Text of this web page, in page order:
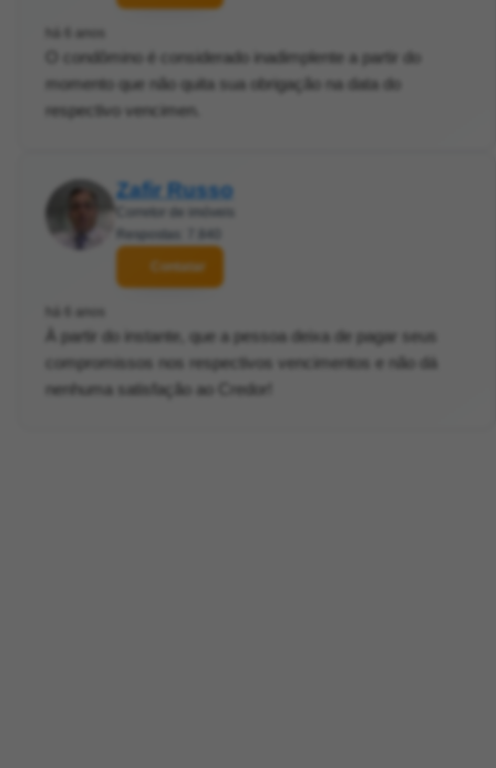
há 6 anos
O condômino é considerado inadimplente a partir do
momento que não quita sua obrigação na data do
respectivo vencimen.
Zafir Russo
Corretor de imóveis
Respostas: 7.840
Contatar
há 6 anos
À partir do instante, que a pessoa deixa de pagar seus
compromissos nos respectivos vencimentos e não dá
nenhuma satisfação ao Credor!